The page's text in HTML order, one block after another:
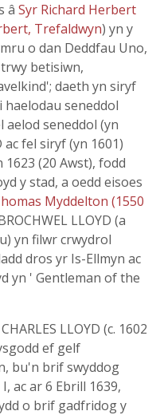
â Syr Richard Herbert
Trefaldwyn) yn y
o dan Deddfau Uno,
betisiwn,
daeth yn siryf
haelodau seneddol
aelod seneddol (yn
ac fel siryf (yn 1601)
1623 (20 Awst), fodd
y stad, a oedd eisoes
Myddelton (1550
LLOYD (a
yn filwr crwydrol
dros yr Is-Ellmyn ac
yn ' Gentleman of the
LLOYD (c. 1602
ef gelf
bu'n brif swyddog
ac ar 6 Ebrill 1639,
o brif gadfridog y